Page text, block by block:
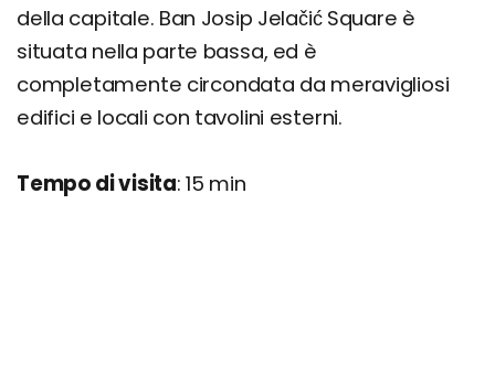
della capitale. Ban Josip Jelačić Square è
situata nella parte bassa, ed è
completamente circondata da meravigliosi
edifici e locali con tavolini esterni.
Tempo di visita: 15 min